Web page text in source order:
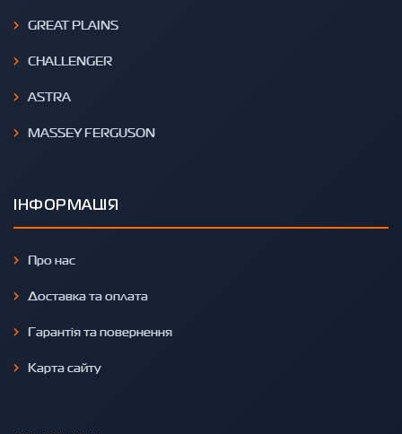
GREAT PLAINS
CHALLENGER
ASTRA
MASSEY FERGUSON
ІНФОРМАЦІЯ
Про нас
Доставка та оплата
Гарантія та повернення
Карта сайту